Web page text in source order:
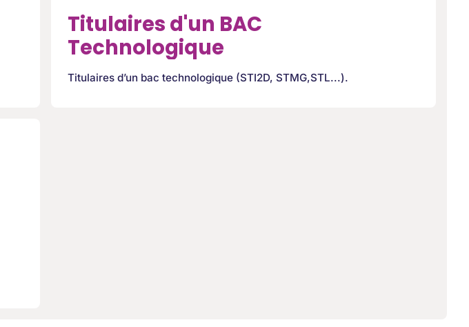
Titulaires d'un BAC
Technologique
Titulaires d’un bac technologique (STI2D, STMG,STL...).